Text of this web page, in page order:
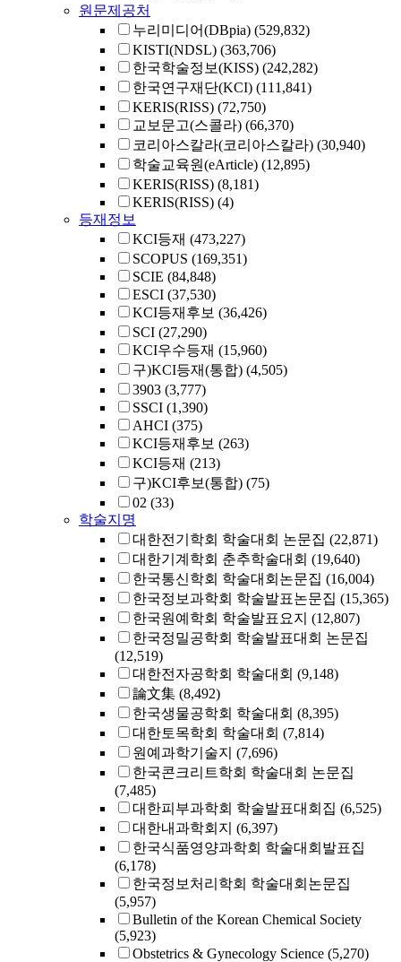
원문제공처
누리미디어(DBpia) (529,832)
KISTI(NDSL) (363,706)
한국학술정보(KISS) (242,282)
한국연구재단(KCI) (111,841)
KERIS(RISS) (72,750)
교보문고(스콜라) (66,370)
코리아스칼라(코리아스칼라) (30,940)
학술교육원(eArticle) (12,895)
KERIS(RISS) (8,181)
KERIS(RISS) (4)
등재정보
KCI등재 (473,227)
SCOPUS (169,351)
SCIE (84,848)
ESCI (37,530)
KCI등재후보 (36,426)
SCI (27,290)
KCI우수등재 (15,960)
구)KCI등재(통합) (4,505)
3903 (3,777)
SSCI (1,390)
AHCI (375)
KCI등재후보 (263)
KCI등재 (213)
구)KCI후보(통합) (75)
02 (33)
학술지명
대한전기학회 학술대회 논문집 (22,871)
대한기계학회 춘추학술대회 (19,640)
한국통신학회 학술대회논문집 (16,004)
한국정보과학회 학술발표논문집 (15,365)
한국원예학회 학술발표요지 (12,807)
한국정밀공학회 학술발표대회 논문집
(12,519)
대한전자공학회 학술대회 (9,148)
論文集 (8,492)
한국생물공학회 학술대회 (8,395)
대한토목학회 학술대회 (7,814)
원예과학기술지 (7,696)
한국콘크리트학회 학술대회 논문집
(7,485)
대한피부과학회 학술발표대회집 (6,525)
대한내과학회지 (6,397)
한국식품영양과학회 학술대회발표집
(6,178)
한국정보처리학회 학술대회논문집
(5,957)
Bulletin of the Korean Chemical Society
(5,923)
Obstetrics & Gynecology Science (5,270)